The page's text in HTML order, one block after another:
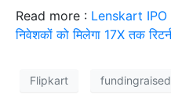
Read more : Lenskart IPO
निवेशकों को मिलेगा 17X तक
Flipkart fundingraised